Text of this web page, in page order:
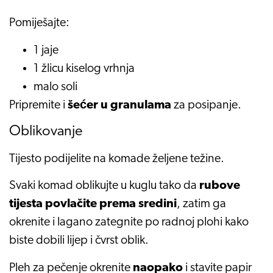
Pomiješajte:
1 jaje
1 žlicu kiselog vrhnja
malo soli
Pripremite i šećer u granulama za posipanje.
Oblikovanje
Tijesto podijelite na komade željene težine.
Svaki komad oblikujte u kuglu tako da rubove
tijesta povlačite prema sredini, zatim ga
okrenite i lagano zategnite po radnoj plohi kako
biste dobili lijep i čvrst oblik.
Pleh za pečenje okrenite naopako i stavite papir